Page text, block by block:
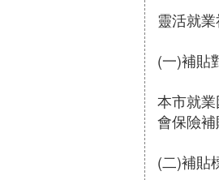
靈活就
(一)補貼
本市就
會保險補
(二)補貼